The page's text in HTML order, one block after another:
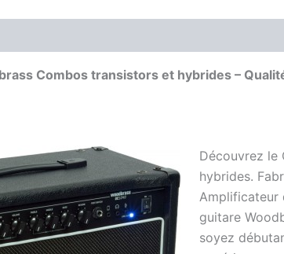
Combos transistors et hybrides –
Découvrez le
hybrides.
Amplificateur
guitare
soyez